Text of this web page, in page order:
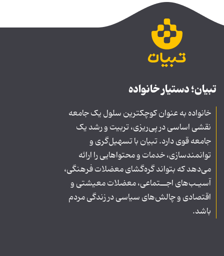
تبیان؛ دستیار خانواده
خانواده به عنوان کوچکترین سلول یک جامعه
نقشی اساسی در پی‌ریزی، تربیت و رشد یک
جامعه قوی دارد. تبیان با تسهیل‌گری و
توانمندسازی، خدمات و محتواهایی را ارائه
می‌دهد که بتواند گره‌گشای معضلات فرهنگی،
آسیـب‌های اجــتماعی، معضلات معیشتی و
اقتصادی و چالش‌های سیاسی در زندگی مردم
باشد.